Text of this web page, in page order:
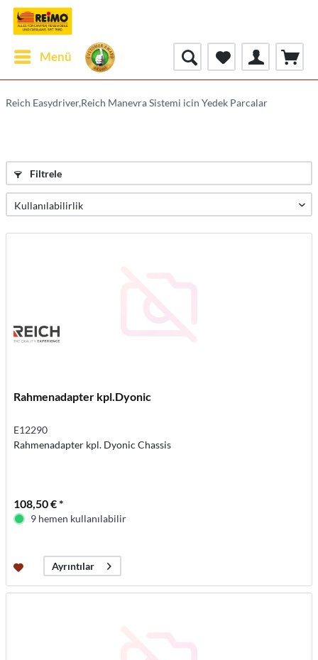
Menü
Reich Easydriver,Reich Manevra Sistemi icin Yedek Parcalar
Filtrele
Rahmenadapter kpl.Dyonic
E12290
Rahmenadapter kpl. Dyonic Chassis
108,50 € *
9 hemen kullanılabilir
Ayrıntılar